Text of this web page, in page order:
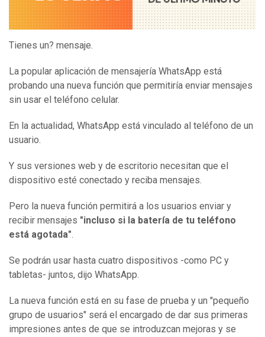
Tienes un? mensaje.
La popular aplicación de mensajería WhatsApp está
probando una nueva función que permitiría enviar mensajes
sin usar el teléfono celular.
En la actualidad, WhatsApp está vinculado al teléfono de un
usuario.
Y sus versiones web y de escritorio necesitan que el
dispositivo esté conectado y reciba mensajes.
Pero la nueva función permitirá a los usuarios enviar y
recibir mensajes "incluso si la batería de tu teléfono
está agotada".
Se podrán usar hasta cuatro dispositivos -como PC y
tabletas- juntos, dijo WhatsApp.
La nueva función está en su fase de prueba y un "pequeño
grupo de usuarios" será el encargado de dar sus primeras
impresiones antes de que se introduzcan mejoras y se